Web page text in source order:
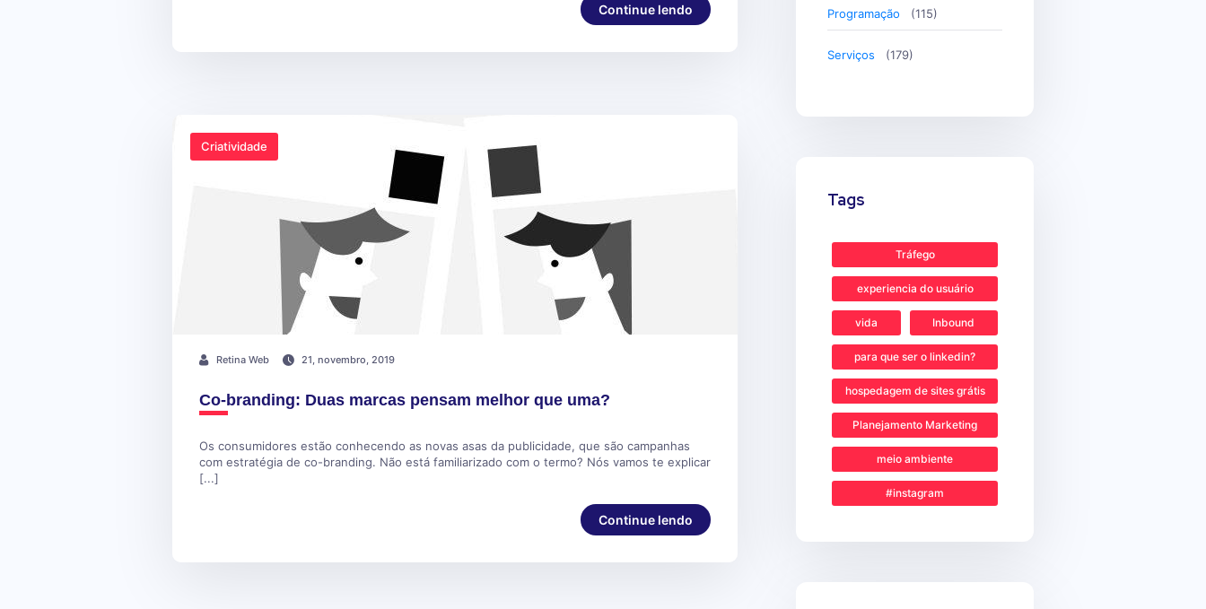
Continue lendo
Criatividade
Retina Web 21, novembro, 2019
Co-branding: Duas marcas pensam melhor que uma?
Os consumidores estão conhecendo as novas asas da publicidade, que são campanhas
com estratégia de co-branding. Não está familiarizado com o termo? Nós vamos te explicar
[...]
Continue lendo
Programação (115)
Serviços (179)
Tags
Tráfego
experiencia do usuário
vida Inbound
para que ser o linkedin?
hospedagem de sites grátis
Planejamento Marketing
meio ambiente
#instagram